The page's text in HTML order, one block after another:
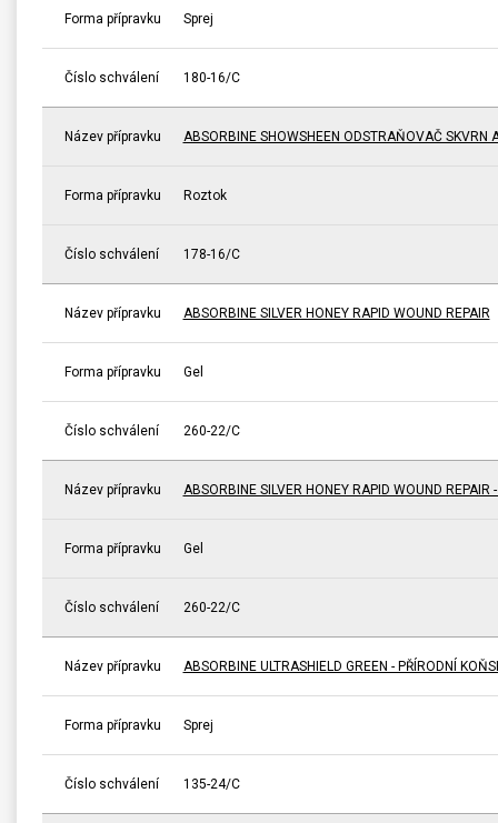
Forma přípravku Sprej
Číslo schválení 180-16/C
Název přípravku ABSORBINE SHOWSHEEN ODSTRAŇOVAČ SKVRN
Forma přípravku Roztok
Číslo schválení 178-16/C
Název přípravku ABSORBINE SILVER HONEY RAPID WOUND REPAIR
Forma přípravku Gel
Číslo schválení 260-22/C
Název přípravku ABSORBINE SILVER HONEY RAPID WOUND REPAIR
Forma přípravku Gel
Číslo schválení 260-22/C
Název přípravku ABSORBINE ULTRASHIELD GREEN - PŘÍRODNÍ
Forma přípravku Sprej
Číslo schválení 135-24/C